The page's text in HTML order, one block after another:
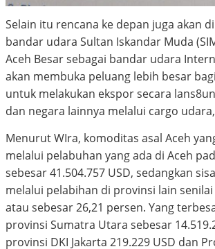
Selain itu rencana ke depan juga akan
bandar udara Sultan Iskandar Muda
Aceh Besar sebagai bandar udara
akan membuka peluang lebih besar
untuk melakukan ekspor secara
dan negara lainnya melalui cargo
Menurut WIra, komoditas asal Aceh
melalui pelabuhan yang ada di Aceh
sebesar 41.504.757 USD, sedangkan
melalui pelabihan di provinsi lain senilai
atau sebesar 26,21 persen. Yang
provinsi Sumatra Utara sebesar
provinsi DKI Jakarta 219.229 USD dan